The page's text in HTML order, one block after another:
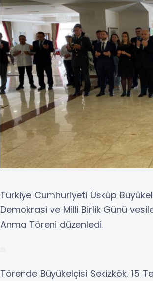
Türkiye Cumhuriyeti Üsküp
Demokrasi ve Milli Birlik Günü
Anma Töreni düzenledi.
Törende Büyükelçisi Sekizkök, 15